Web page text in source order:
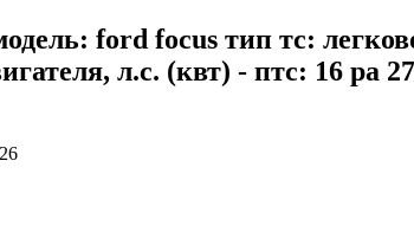
ford focus тип тс:
л.с. (квт) - птс: 16 ра